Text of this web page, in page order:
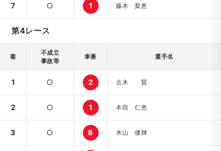
7 ○ 1 藤本 梨恵
第4レース
着
不成立
事故等
車番 選手名
1 ○ 2 古木 賢
2 ○ 1 本田 仁恵
3 ○ 8 木山 優輝